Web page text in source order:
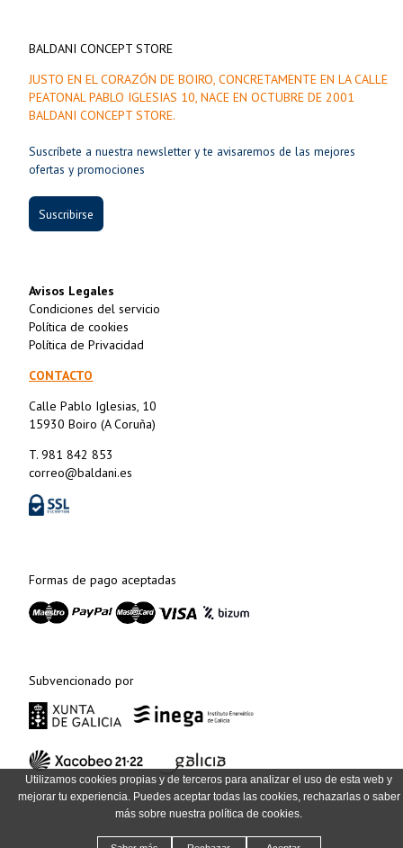
Utilizamos cookies propias y de terceros para analizar el uso de esta web y
mejorar tu experiencia. Puedes aceptar todas las cookies, rechazarlas o saber
más sobre nuestra política de cookies.
BALDANI CONCEPT STORE
JUSTO EN EL CORAZÓN DE BOIRO, CONCRETAMENTE EN LA CALLE
PEATONAL PABLO IGLESIAS 10, NACE EN OCTUBRE DE 2001
BALDANI CONCEPT STORE.
Suscríbete a nuestra newsletter y te avisaremos de las mejores
ofertas y promociones
Suscribirse
Avisos Legales
Condiciones del servicio
Política de cookies
Política de Privacidad
CONTACTO
Calle Pablo Iglesias, 10
15930 Boiro (A Coruña)
T. 981 842 853
correo@baldani.es
Formas de pago aceptadas
Subvencionado por